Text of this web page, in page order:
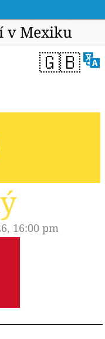
v Mexiku
🇬🇧
16:00 pm